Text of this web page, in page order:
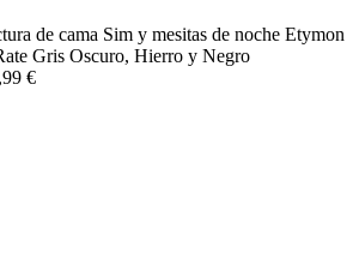
de cama Sim y mesitas de noche Etymon
Gris Oscuro, Hierro y Negro
€